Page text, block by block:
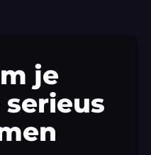
je